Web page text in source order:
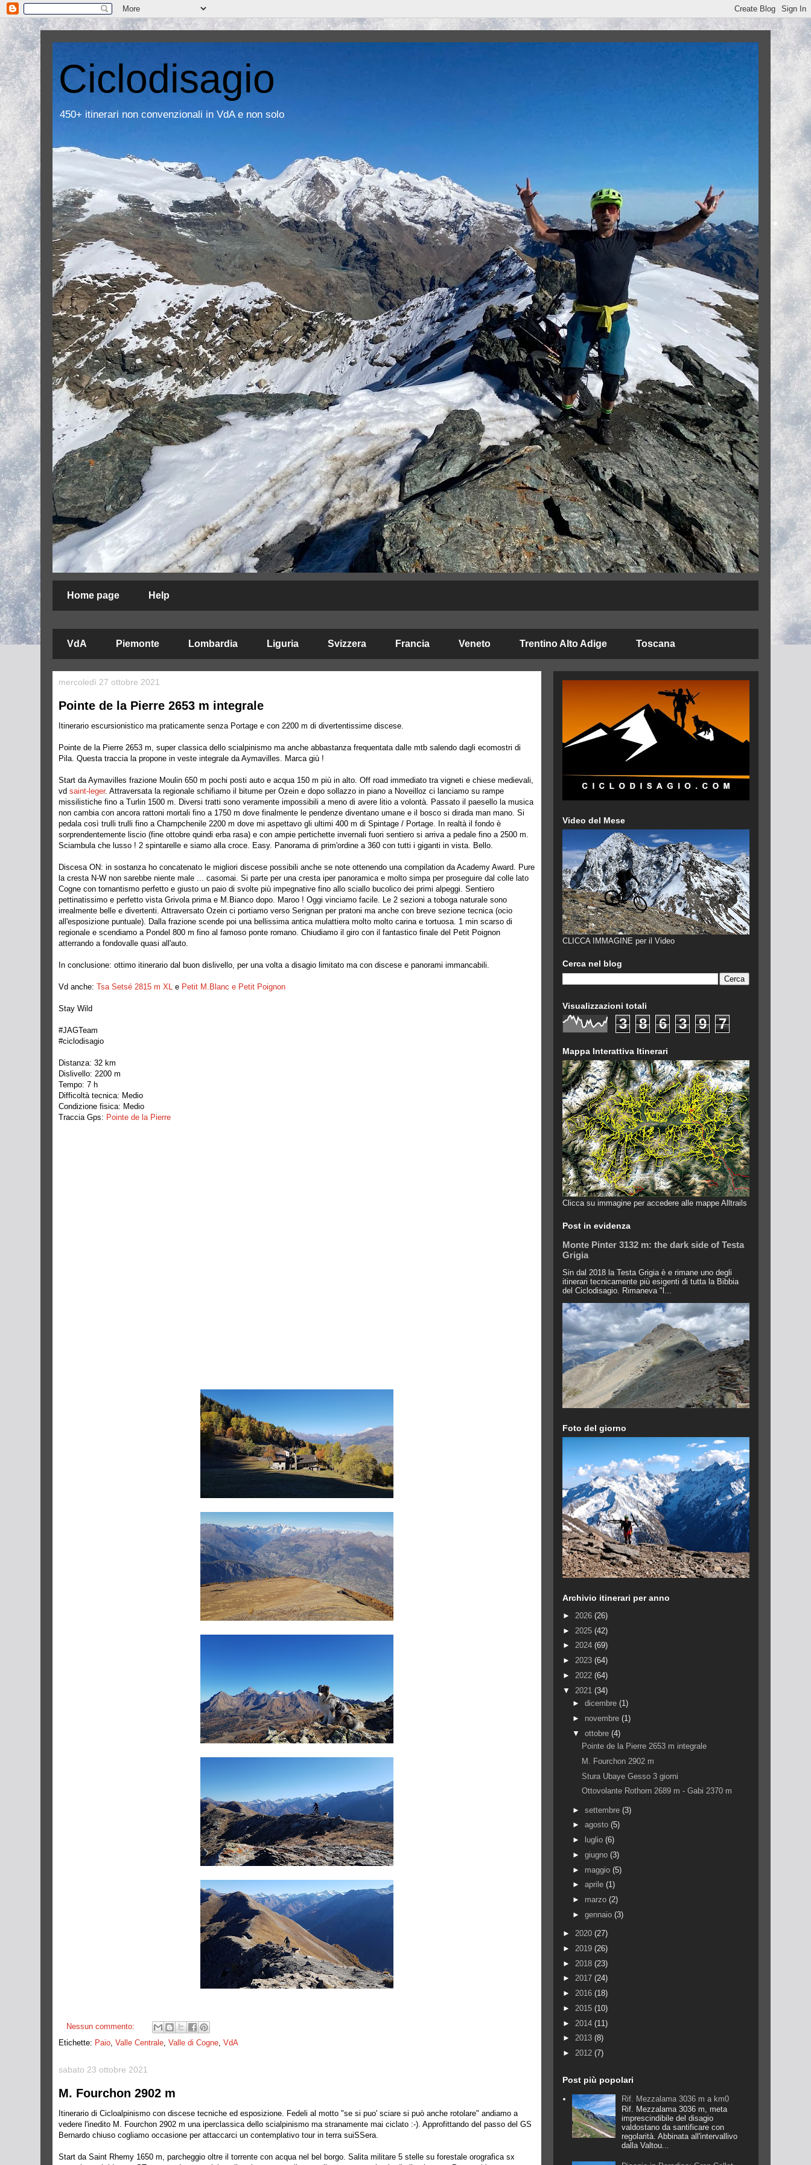
Ciclodisagio
450+ itinerari non convenzionali in VdA e non solo
Home page Help
VdA Piemonte Lombardia Liguria Svizzera Francia Veneto Trentino Alto Adige Toscana
mercoledì 27 ottobre 2021
Pointe de la Pierre 2653 m integrale
Itinerario escursionistico ma praticamente senza Portage e con 2200 m di divertentissime discese.
Pointe de la Pierre 2653 m, super classica dello scialpinismo ma anche abbastanza frequentata dalle mtb salendo dagli ecomostri di
Pila. Questa traccia la propone in veste integrale da Aymavilles. Marca giù !
Start da Aymavilles frazione Moulin 650 m pochi posti auto e acqua 150 m più in alto. Off road immediato tra vigneti e chiese medievali,
vd saint-leger. Attraversata la regionale schifiamo il bitume per Ozein e dopo sollazzo in piano a Noveilloz ci lanciamo su rampe
missilistiche fino a Turlin 1500 m. Diversi tratti sono veramente impossibili a meno di avere litio a volontà. Passato il paesello la musica
non cambia con ancora rattoni mortali fino a 1750 m dove finalmente le pendenze diventano umane e il bosco si dirada man mano. Si
pedala così trulli trulli fino a Champchenile 2200 m dove mi aspettavo gli ultimi 400 m di Spintage / Portage. In realtà il fondo è
sorprendentemente liscio (fine ottobre quindi erba rasa) e con ampie pertichette invernali fuori sentiero si arriva a pedale fino a 2500 m.
Sciambula che lusso ! 2 spintarelle e siamo alla croce. Easy. Panorama di prim'ordine a 360 con tutti i giganti in vista. Bello.
Discesa ON: in sostanza ho concatenato le migliori discese possibili anche se note ottenendo una compilation da Academy Award. Pure
la cresta N-W non sarebbe niente male ... casomai. Si parte per una cresta iper panoramica e molto simpa per proseguire dal colle lato
Cogne con tornantismo perfetto e giusto un paio di svolte più impegnative fino allo sciallo bucolico dei primi alpeggi. Sentiero
pettinatissimo e perfetto vista Grivola prima e M.Bianco dopo. Maroo ! Oggi vinciamo facile. Le 2 sezioni a toboga naturale sono
irrealmente belle e divertenti. Attraversato Ozein ci portiamo verso Serignan per pratoni ma anche con breve sezione tecnica (ocio
all'esposizione puntuale). Dalla frazione scende poi una bellissima antica mulattiera molto molto carina e tortuosa. 1 min scarso di
regionale e scendiamo a Pondel 800 m fino al famoso ponte romano. Chiudiamo il giro con il fantastico finale del Petit Poignon
atterrando a fondovalle quasi all'auto.
In conclusione: ottimo itinerario dal buon dislivello, per una volta a disagio limitato ma con discese e panorami immancabili.
Vd anche: Tsa Setsé 2815 m XL e Petit M.Blanc e Petit Poignon
Stay Wild
#JAGTeam
#ciclodisagio
Distanza: 32 km
Dislivello: 2200 m
Tempo: 7 h
Difficoltà tecnica: Medio
Condizione fisica: Medio
Traccia Gps: Pointe de la Pierre
Nessun commento:
Etichette: Paio, Valle Centrale, Valle di Cogne, VdA
sabato 23 ottobre 2021
M. Fourchon 2902 m
Itinerario di Cicloalpinismo con discese tecniche ed esposizione. Fedeli al motto "se si puo' sciare si può anche rotolare" andiamo a
vedere l'inedito M. Fourchon 2902 m una iperclassica dello scialpinismo ma stranamente mai ciclato :-). Approfittando del passo del GS
Bernardo chiuso cogliamo occasione per attaccarci un contemplativo tour in terra suiSSera.
Start da Saint Rhemy 1650 m, parcheggio oltre il torrente con acqua nel bel borgo. Salita militare 5 stelle su forestale orografica sx
Video del Mese
CLICCA IMMAGINE per il Video
Cerca nel blog
Visualizzazioni totali
3 8 6 3 9 7
Mappa Interattiva Itinerari
Clicca su immagine per accedere alle mappe Alltrails
Post in evidenza
Monte Pinter 3132 m: the dark side of Testa
Grigia
Sin dal 2018 la Testa Grigia è e rimane uno degli
itinerari tecnicamente più esigenti di tutta la Bibbia
del Ciclodisagio. Rimaneva "l...
Foto del giorno
Archivio itinerari per anno
► 2026 (26)
► 2025 (42)
► 2024 (69)
► 2023 (64)
► 2022 (64)
▼ 2021 (34)
► dicembre (1)
► novembre (1)
▼ ottobre (4)
Pointe de la Pierre 2653 m integrale
M. Fourchon 2902 m
Stura Ubaye Gesso 3 giorni
Ottovolante Rothorn 2689 m - Gabi 2370 m
► settembre (3)
► agosto (5)
►
luglio (6)
► giugno (3)
► maggio (5)
► aprile (1)
► marzo (2)
► gennaio (3)
► 2020 (27)
► 2019 (26)
► 2018 (23)
► 2017 (24)
► 2016 (18)
► 2015 (10)
► 2014 (11)
► 2013 (8)
► 2012 (7)
Post più popolari
Rif. Mezzalama 3036 m a km0
Rif. Mezzalama 3036 m, meta
imprescindibile del disagio
valdostano da santificare con
regolarità. Abbinata all'intervallivo
dalla Valtou...